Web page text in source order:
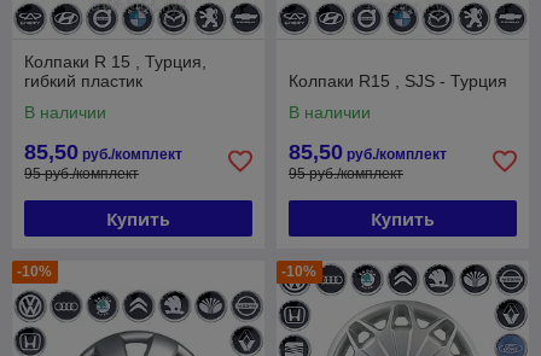
Колпаки R 15 , Турция,
гибкий пластик
В наличии
85,50 руб./комплект
95 руб./комплект
Купить
Колпаки R15 , SJS - Турция
В наличии
85,50 руб./комплект
95 руб./комплект
Купить
-10% -10%